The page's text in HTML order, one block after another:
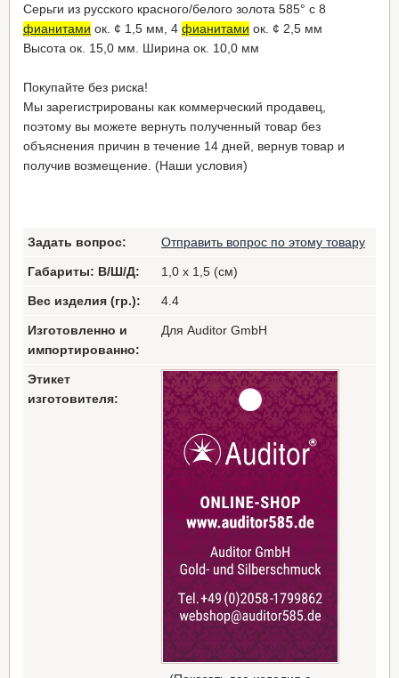
Серьги из русского красного/белого золота 585° с 8
фианитами ок. ¢ 1,5 мм, 4 фианитами ок. ¢ 2,5 мм
Высота ок. 15,0 мм. Ширина ок. 10,0 мм
Покупайте без риска!
Мы зарегистрированы как коммерческий продавец,
поэтому вы можете вернуть полученный товар без
объяснения причин в течение 14 дней, вернув товар и
получив возмещение. (Наши условия)
Задать вопрос: Отправить вопрос по этому товару
Габариты: В/Ш/Д: 1,0 x 1,5 (см)
Вес изделия (гр.): 4.4
Изготовленно и
импортированно:
Для Auditor GmbH
Этикет
изготовителя: